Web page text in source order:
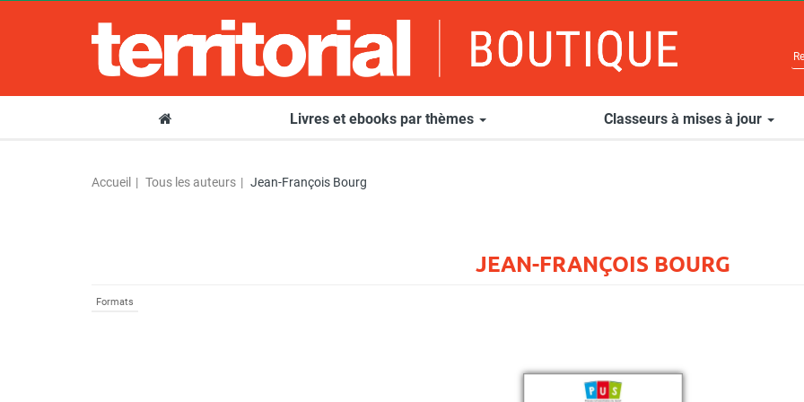
Livres et ebooks par thèmes Classeurs à mises à jour
Accueil Tous les auteurs Jean-François Bourg
JEAN-FRANÇOIS BOURG
Formats